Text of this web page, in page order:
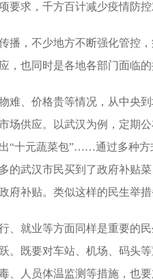
要求，千方百计减少疫情防控
，不少地方不断强化管控，
，也同时是各地各部门面临的
、价格贵等情况，从中央到
场供应。以武汉为例，定期
“十元蔬菜包”……通过多种
的武汉市民买到了政府补贴
府补贴。类似这样的民生举措
就业等方面同样是重要的民
。既要对车站、机场、码头
、人员体温监测等措施，也